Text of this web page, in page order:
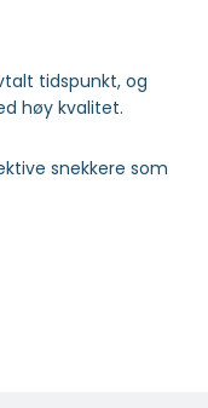
tidspunkt, og
høy kvalitet.
snekkere som